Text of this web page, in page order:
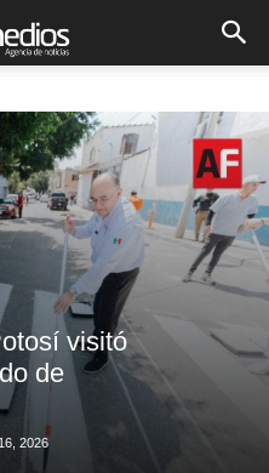
visitó
de
2026